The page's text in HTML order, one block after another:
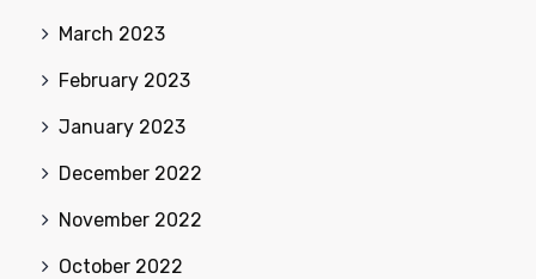
March 2023
February 2023
January 2023
December 2022
November 2022
October 2022